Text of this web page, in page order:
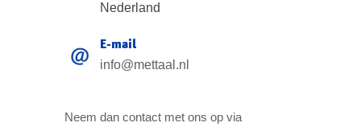
Nederland
E-mail
info@mettaal.nl
Neem dan contact met ons op via